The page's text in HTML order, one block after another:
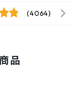
(4064)
品